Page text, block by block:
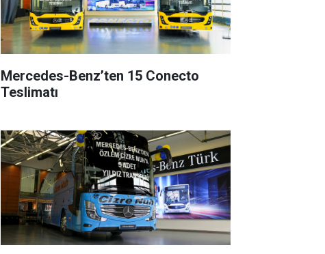
Mercedes-Benz’ten 15 Conecto
Teslimatı